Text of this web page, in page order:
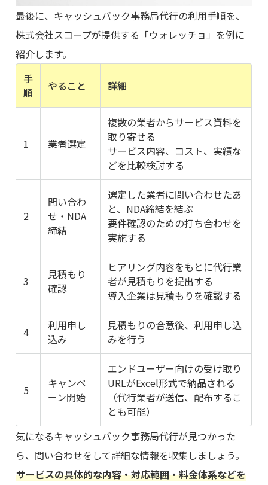
最後に、キャッシュバック事務局代行の利用手順を、
株式会社スコープが提供する「ウォレッチョ」を例に
紹介します。
手
順
やること 詳細
1 業者選定
複数の業者からサービス資料を
取り寄せる
サービス内容、コスト、実績な
どを比較検討する
2
問い合わ
せ・NDA
締結
選定した業者に問い合わせたあ
と、NDA締結を結ぶ
要件確認のための打ち合わせを
実施する
3
見積もり
確認
ヒアリング内容をもとに代行業
者が見積もりを提出する
導入企業は見積もりを確認する
4
利用申し
込み
見積もりの合意後、利用申し込
みを行う
5
キャンペ
ーン開始
エンドユーザー向けの受け取り
URLがExcel形式で納品される
（代行業者が送信、配布するこ
とも可能）
気になるキャッシュバック事務局代行が見つかった
ら、問い合わせをして詳細な情報を収集しましょう。
サービスの具体的な内容・対応範囲・料金体系などを